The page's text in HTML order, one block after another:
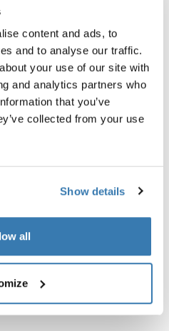
content and ads, to
and to analyse our traffic.
your use of our site with
and analytics partners who
that you’ve
collected from your use
Show details
all
tipo de exploraciones
y comodidad todo en